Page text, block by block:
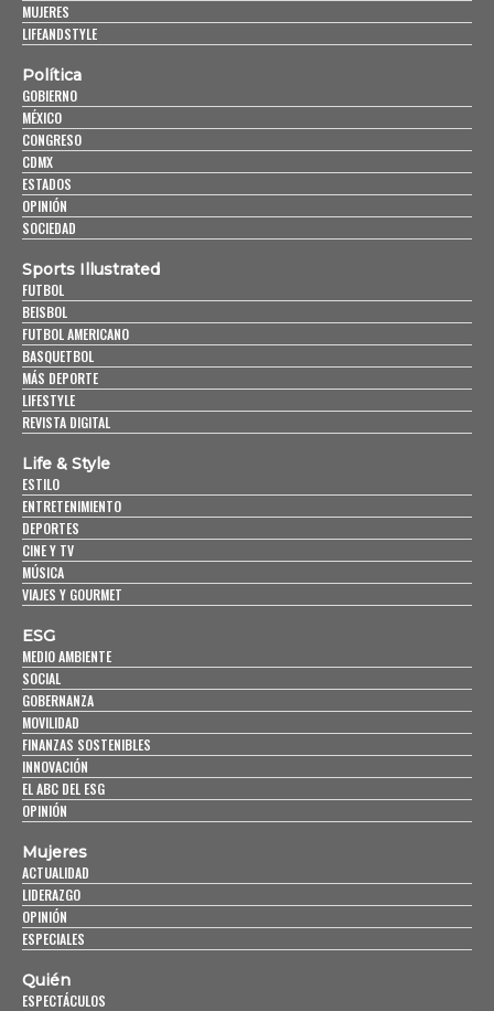
MUJERES
LIFEANDSTYLE
Política
GOBIERNO
MÉXICO
CONGRESO
CDMX
ESTADOS
OPINIÓN
SOCIEDAD
Sports Illustrated
FUTBOL
BEISBOL
FUTBOL AMERICANO
BASQUETBOL
MÁS DEPORTE
LIFESTYLE
REVISTA DIGITAL
Life & Style
ESTILO
ENTRETENIMIENTO
DEPORTES
CINE Y TV
MÚSICA
VIAJES Y GOURMET
ESG
MEDIO AMBIENTE
SOCIAL
GOBERNANZA
MOVILIDAD
FINANZAS SOSTENIBLES
INNOVACIÓN
EL ABC DEL ESG
OPINIÓN
Mujeres
ACTUALIDAD
LIDERAZGO
OPINIÓN
ESPECIALES
Quién
ESPECTÁCULOS